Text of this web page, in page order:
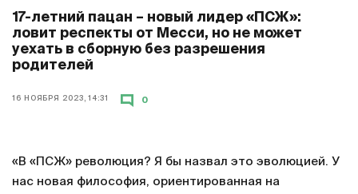
17-летний пацан – новый лидер «ПСЖ»:
ловит респекты от Месси, но не может
уехать в сборную без разрешения
родителей
16 НОЯБРЯ 2023, 14:31 0
«В «ПСЖ» революция? Я бы назвал это эволюцией. У
нас новая философия, ориентированная на